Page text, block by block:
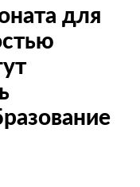
для